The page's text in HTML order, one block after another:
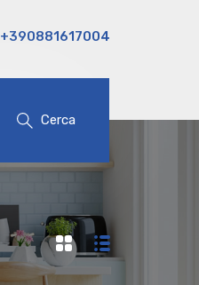
+390881617004
Cerca